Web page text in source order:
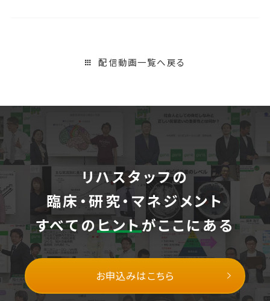
配信動画一覧へ戻る
リハスタッフの
臨床・研究・マネジメント
すべてのヒントがここにある
お申込みはこちら